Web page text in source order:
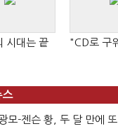
시대는 끝
"CD로 구
스
모-젠슨 황, 두 달 만에